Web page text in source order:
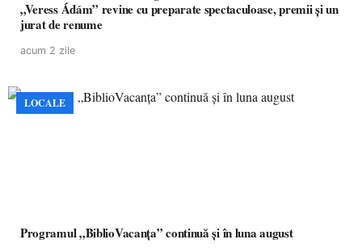
„Veress Ádám” revine cu preparate spectaculoase, premii și un
jurat de renume
acum 2 zile
LOCALE
Programul „BiblioVacanța” continuă și în luna august